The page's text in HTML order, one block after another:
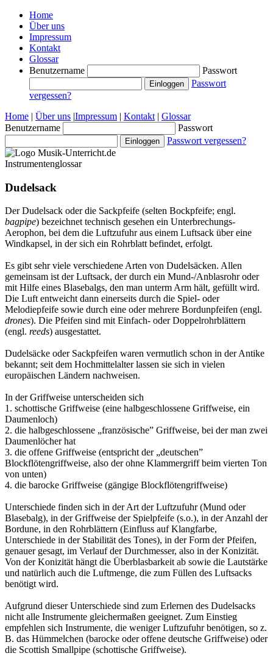
Home
Über uns
Impressum
Kontakt
Glossar
Benutzername
Passwort
Passwort
vergessen?
Home | Über uns |Impressum | Kontakt | Glossar
Benutzername
Passwort
Passwort vergessen?
Instrumentenglossar
Dudelsack
Der Dudelsack oder die Sackpfeife (selten Bockpfeife; engl.
bagpipe) bezeichnet technisch gesehen ein Unterbrechungs-
Aerophon, bei dem die Luftzufuhr aus einem Luftsack über eine
Windkapsel, in der sich ein Rohrblatt befindet, erfolgt.
Es gibt sehr viele verschiedene Arten von Dudelsäcken. Allen
gemeinsam ist der Luftsack, der durch ein Mund-/Anblasrohr oder
mit Hilfe eines Blasebalgs, den man unterm Arm hält, gefüllt wird.
Die Luft entweicht dann einerseits durch die Spiel- oder
Melodiepfeife sowie durch eine oder mehrere Bordunpfeifen (engl.
drones). Die Pfeifen sind mit Einfach- oder Doppelrohrblättern
(engl. reeds) ausgestattet.
Dudelsäcke oder Sackpfeifen waren vermutlich schon in der Antike
bekannt; seit dem Hochmittelalter lassen sie sich in vielen
europäischen Ländern nachweisen.
In der Griffweise unterscheiden sich
1. schottische Griffweise (eine halbgeschlossene Griffweise, ein
Daumenloch)
2. die halbgeschlossene „französische” Griffweise, bei der man zwei
Daumenlöcher hat
3. die offene Griffweise (entspricht der „deutschen”
Blockflötengriffweise, also der ohne Klammergriff beim vierten Ton
von unten)
4. die barocke Griffweise (gängige Blockflötengriffweise)
Unterschiede finden sich in der Art der Luftzufuhr (Mund oder
Blasebalg), in der Griffweise der Spielpfeife (s.o.), in der Anzahl der
Bordune, in den Rohrblättern (Einfluss auf Klangfarbe,
Unterschiede in der Stabilität des Tones), in der Form der Pfeifen,
genauer gesagt, im Verlauf der Durchmesser, also in der Konizität.
Von der Konizität hängt die Überblasbarkeit ab sowie die Lautstärke
und natürlich auch die Luftmenge, die zum Füllen des Luftsacks
benötigt wird.
Aufgrund dieser Unterschiede sind zum Erlernen des Dudelsacks
nicht alle Instrumente gleichermaßen geeignet. Zum Einstieg
empfehlen sich Instrumente, die weniger Luftzufuhr benötigen, so z.
B. das Hümmelchen (barocke oder offene deutsche Griffweise) oder
die Scottish Smallpipe (schottische Griffweise).